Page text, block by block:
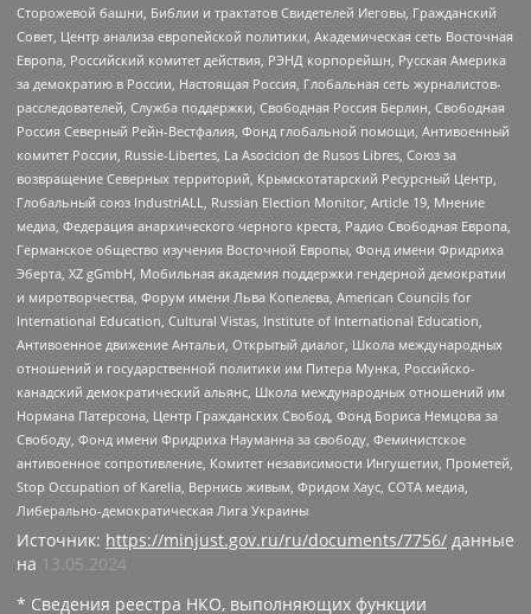
Сторожевой башни, Библии и трактатов Свидетелей Иеговы, Гражданский
Совет, Центр анализа европейской политики, Академическая сеть Восточная
Европа, Российский комитет действия, РЭНД корпорейшн, Русская Америка
за демократию в России, Настоящая Россия, Глобальная сеть журналистов-
расследователей, Служба поддержки, Свободная Россия Берлин, Свободная
Россия Северный Рейн-Вестфалия, Фонд глобальной помощи, Антивоенный
комитет России, Russie-Libertes, La Asocicion de Rusos Libres, Союз за
возвращение Северных территорий, Крымскотатарский Ресурсный Центр,
Глобальный союз IndustriALL, Russian Election Monitor, Article 19, Мнение
медиа, Федерация анархического черного креста, Радио Свободная Европа,
Германское общество изучения Восточной Европы, Фонд имени Фридриха
Эберта, XZ gGmbH, Мобильная академия поддержки гендерной демократии
и миротворчества, Форум имени Льва Копелева, American Councils for
International Education, Cultural Vistas, Institute of International Education,
Антивоенное движение Антальи, Открытый диалог, Школа международных
отношений и государственной политики им Питера Мунка, Российско-
канадский демократический альянс, Школа международных отношений им
Нормана Патерсона, Центр Гражданских Свобод, Фонд Бориса Немцова за
Свободу, Фонд имени Фридриха Науманна за свободу, Феминистское
антивоенное сопротивление, Комитет независимости Ингушетии, Прометей,
Stop Occupation of Karelia, Вернись живым, Фридом Хаус, СОТА медиа,
Либерально-демократическая Лига Украины
Источник: https://minjust.gov.ru/ru/documents/7756/ данные
на 13.05.2024
* Сведения реестра НКО, выполняющих функции